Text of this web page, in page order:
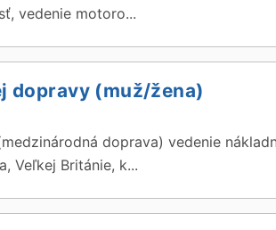
vedenie motoro...
dopravy (muž/žena)
doprava) vedenie
Veľkej Británie, k...